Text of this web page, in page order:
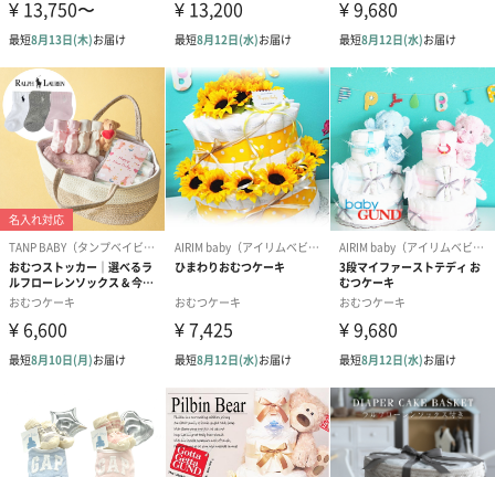
対象年齢
0～1歳前後
おむつ枚数
S：30枚
M,L：Sサイズより2～4枚減ります